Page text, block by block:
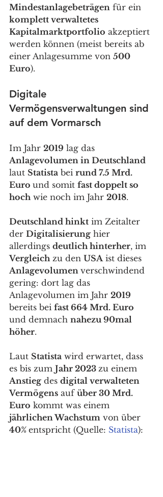
Mindestanlagebeträgen für ein
komplett verwaltetes
Kapitalmarktportfolio akzeptiert
werden können (meist bereits ab
einer Anlagesumme von 500
Euro).
Digitale
Vermögensverwaltungen sind
auf dem Vormarsch
Im Jahr 2019 lag das
Anlagevolumen in Deutschland
laut Statista bei rund 7.5 Mrd.
Euro und somit fast doppelt so
hoch wie noch im Jahr 2018.
Deutschland hinkt im Zeitalter
der Digitalisierung hier
allerdings deutlich hinterher, im
Vergleich zu den USA ist dieses
Anlagevolumen verschwindend
gering: dort lag das
Anlagevolumen im Jahr 2019
bereits bei fast 664 Mrd. Euro
und demnach nahezu 90mal
höher.
Laut Statista wird erwartet, dass
es bis zum Jahr 2023 zu einem
Anstieg des digital verwalteten
Vermögens auf über 30 Mrd.
Euro kommt was einem
jährlichen Wachstum von über
40% entspricht (Quelle: Statista):